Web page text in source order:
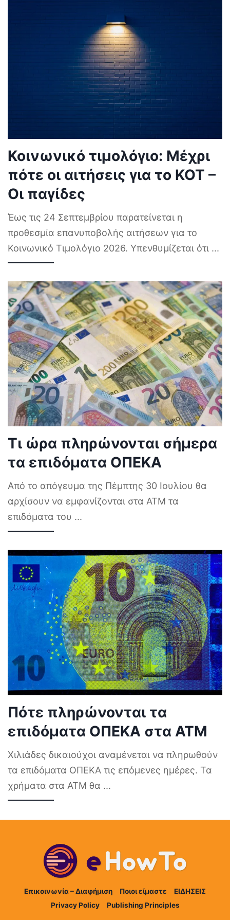
Κοινωνικό τιμολόγιο: Μέχρι
πότε οι αιτήσεις για το ΚΟΤ –
Οι παγίδες
Έως τις 24 Σεπτεμβρίου παρατείνεται η
προθεσμία επανυποβολής αιτήσεων για το
Κοινωνικό Τιμολόγιο 2026. Υπενθυμίζεται ότι ...
Τι ώρα πληρώνονται σήμερα
τα επιδόματα ΟΠΕΚΑ
Από το απόγευμα της Πέμπτης 30 Ιουλίου θα
αρχίσουν να εμφανίζονται στα ΑΤΜ τα
επιδόματα του ...
Πότε πληρώνονται τα
επιδόματα ΟΠΕΚΑ στα ΑΤΜ
Χιλιάδες δικαιούχοι αναμένεται να πληρωθούν
τα επιδόματα ΟΠΕΚΑ τις επόμενες ημέρες. Τα
χρήματα στα ΑΤΜ θα ...
Επικοινωνία – Διαφήμιση Ποιοι είμαστε
ΕΙΔΗΣΕΙΣ
Privacy Policy
Publishing Principles